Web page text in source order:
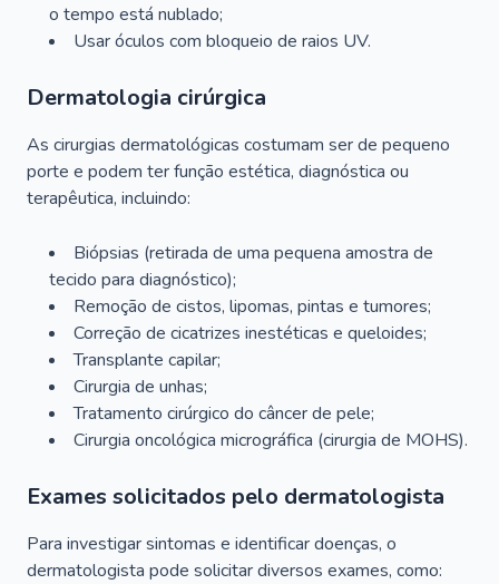
o tempo está nublado;
Usar óculos com bloqueio de raios UV.
Dermatologia cirúrgica
As cirurgias dermatológicas costumam ser de pequeno
porte e podem ter função estética, diagnóstica ou
terapêutica, incluindo:
Biópsias (retirada de uma pequena amostra de
tecido para diagnóstico);
Remoção de cistos, lipomas, pintas e tumores;
Correção de cicatrizes inestéticas e queloides;
Transplante capilar;
Cirurgia de unhas;
Tratamento cirúrgico do câncer de pele;
Cirurgia oncológica micrográfica (cirurgia de MOHS).
Exames solicitados pelo dermatologista
Para investigar sintomas e identificar doenças, o
dermatologista pode solicitar diversos exames, como: